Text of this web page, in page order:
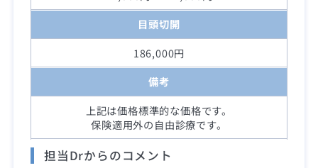
目頭切開
186,000円
備考
上記は価格標準的な価格です。
保険適用外の自由診療です。
担当Drからのコメント